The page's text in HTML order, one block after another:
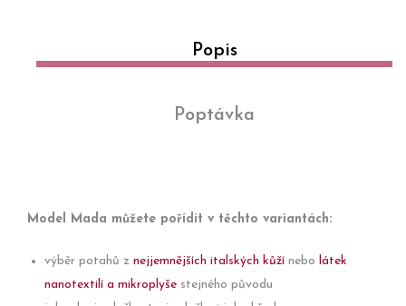
Popis
Poptávka
Model Mada můžete pořídit v těchto variantách:
výběr potahů z nejjemnějších italských kůží nebo látek
nanotextilí a mikroplyše stejného původu